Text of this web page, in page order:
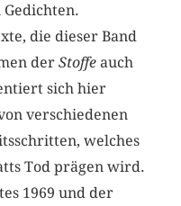
Gedichten.
die dieser Band
derStoffe auch
sich hier
verschiedenen
welches
Tod prägen wird.
1969 und der